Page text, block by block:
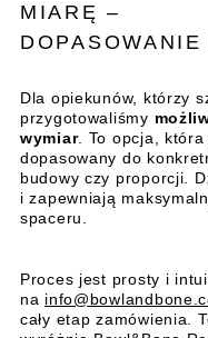
MIARĘ –
Dla opiekunów, którzy
przygotowaliśmy
wymiar. To opcja,
dopasowany do
budowy czy proporcji.
i zapewniają
spaceru.
Proces jest prosty i
na
cały etap zamówienia.